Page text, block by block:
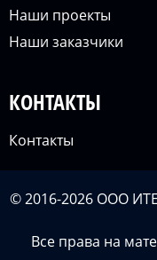
Наши проекты
Наши заказчики
КОНТАКТЫ
Контакты
© 2016-2026 ООО
Все права на